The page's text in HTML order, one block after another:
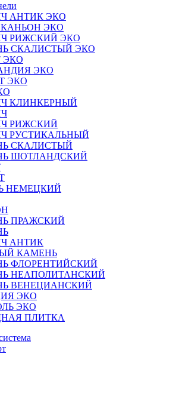
АНТИК ЭКО
КАНЬОН ЭКО
РИЖСКИЙ ЭКО
СКАЛИСТЫЙ ЭКО
ЭКО
ЭКО
ЭКО
КЛИНКЕРНЫЙ
РИЖСКИЙ
РУСТИКАЛЬНЫЙ
СКАЛИСТЫЙ
ШОТЛАНДСКИЙ
НЕМЕЦКИЙ
ПРАЖСКИЙ
АНТИК
КАМЕНЬ
ФЛОРЕНТИЙСКИЙ
НЕАПОЛИТАНСКИЙ
ВЕНЕЦИАНСКИЙ
ЭКО
ЭКО
ПЛИТКА